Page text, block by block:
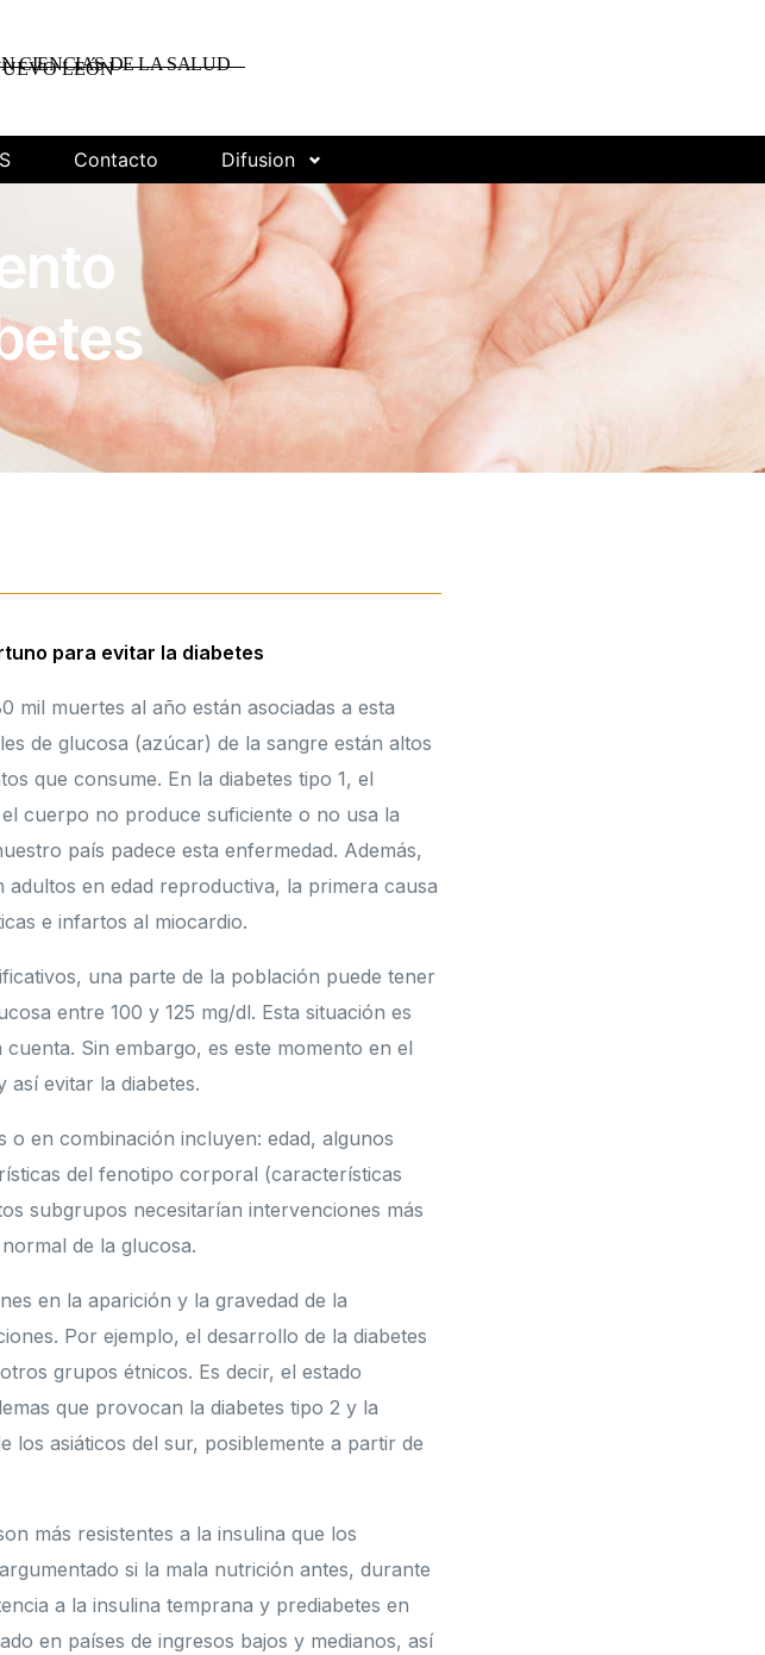
LEÓN
CIENCIAS DE LA SALUD
Contacto Difusion
para evitar la diabetes
mil muertes al año están asociadas a esta
de glucosa (azúcar) de la sangre están altos
que consume. En la diabetes tipo 1, el
cuerpo no produce suficiente o no usa la
país padece esta enfermedad. Además,
en edad reproductiva, la primera causa
e infartos al miocardio.
una parte de la población puede tener
entre 100 y 125 mg/dl. Esta situación es
Sin embargo, es este momento en el
evitar la diabetes.
o en combinación incluyen: edad, algunos
del fenotipo corporal (características
subgrupos necesitarían intervenciones más
de la glucosa.
en la aparición y la gravedad de la
Por ejemplo, el desarrollo de la diabetes
grupos étnicos. Es decir, el estado
que provocan la diabetes tipo 2 y la
los asiáticos del sur, posiblemente a partir de
más resistentes a la insulina que los
si la mala nutrición antes, durante
a la insulina temprana y prediabetes en
en países de ingresos bajos y medianos, así